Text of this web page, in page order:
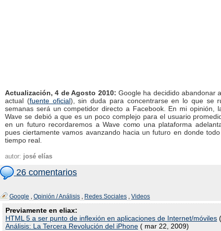
Actualización, 4 de Agosto 2010: Google ha decidido abandonar
actual (fuente oficial), sin duda para concentrarse en lo que se
semanas será un competidor directo a Facebook. En mi opinión,
Wave se debió a que es un poco complejo para el usuario
en un futuro recordaremos a Wave como una plataforma
pues ciertamente vamos avanzando hacia un futuro en donde
tiempo real.
autor: josé elías
26 comentarios
Google , Opinión / Análisis , Redes Sociales , Videos
Previamente en eliax:
HTML 5 a ser punto de inflexión en aplicaciones de Internet/móviles
Análisis: La Tercera Revolución del iPhone ( mar 22, 2009)